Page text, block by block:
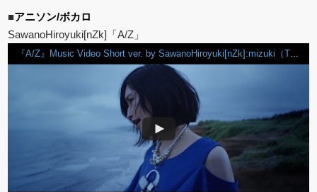
■アニソン/ボカロ
SawanoHiroyuki[nZk]「A/Z」
『A/Z』Music Video Short ver. by SawanoHiroyuki[nZk]:mizuki（TVアニメ「アルドノア・ゼロ」エンディングテーマ）